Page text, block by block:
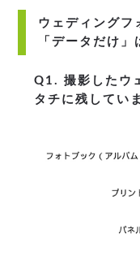
ウェディングフ
「データだけ
Q1. 撮影したウ
タチに残してい